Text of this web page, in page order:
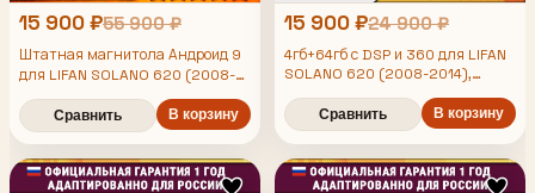
15 900 ₽55 900 ₽
Штатная магнитола Андроид 9
для LIFAN SOLANO 620 (2008-
2014), 4/64гб, DSP, 360 обзор,
беспроводной CarPlay и Android
Auto, GPS и ГЛОНАСС
Сравнить В корзину
15 900 ₽24 900 ₽
4гб+64гб с DSP и 360 для LIFAN
SOLANO 620 (2008-2014),
Android магнитола с DSP и
усилителем TDA7850
Сравнить В корзину